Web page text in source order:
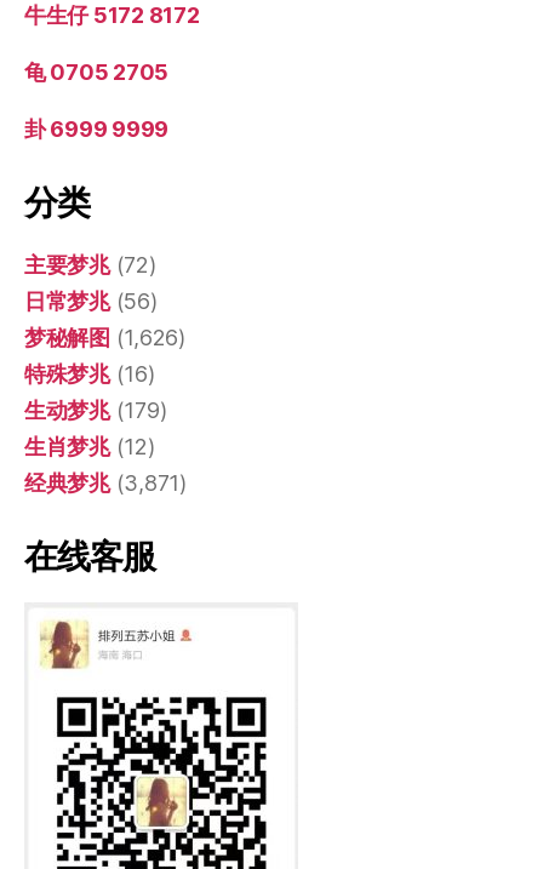
牛生仔 5172 8172
龟 0705 2705
卦 6999 9999
分类
主要梦兆(72)
日常梦兆(56)
梦秘解图 (1,626)
特殊梦兆(16)
生动梦兆(179)
生肖梦兆(12)
经典梦兆(3,871)
在线客服